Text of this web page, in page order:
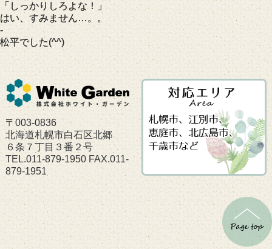
「しっかりしろよな！」
はい、すみません…。。
-
松平でした(^^)
〒003-0836
北海道札幌市白石区北郷
６条７丁目３番２号
TEL.011-879-1950 FAX.011-
879-1951